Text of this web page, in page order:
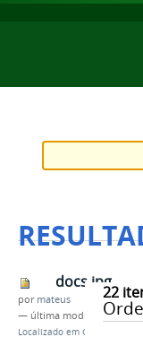
22
docs.jpg
por mateus
— última modificação10/
Localizado em Contents